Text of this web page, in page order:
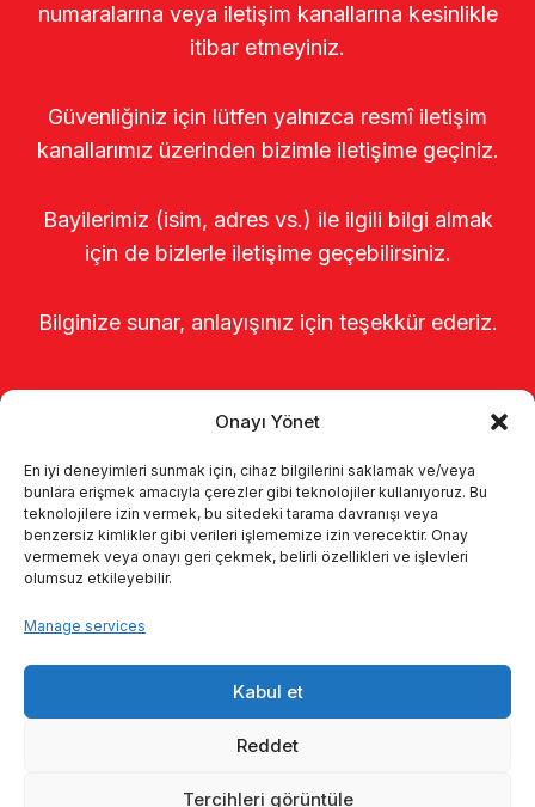
Onayı Yönet
En iyi deneyimleri sunmak için, cihaz bilgilerini saklamak ve/veya
bunlara erişmek amacıyla çerezler gibi teknolojiler kullanıyoruz. Bu
teknolojilere izin vermek, bu sitedeki tarama davranışı veya
benzersiz kimlikler gibi verileri işlememize izin verecektir. Onay
vermemek veya onayı geri çekmek, belirli özellikleri ve işlevleri
olumsuz etkileyebilir.
Manage services
Kabul et
Reddet
Tercihleri görüntüle
numaralarına veya iletişim kanallarına kesinlikle
itibar etmeyiniz.
Güvenliğiniz için lütfen yalnızca resmî iletişim
kanallarımız üzerinden bizimle iletişime geçiniz.
Bayilerimiz (isim, adres vs.) ile ilgili bilgi almak
için de bizlerle iletişime geçebilirsiniz.
Bilginize sunar, anlayışınız için teşekkür ederiz.
Главная о нас
Продукты
Коммуникация
© 2026 Enka Tarım